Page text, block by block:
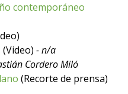
contemporáneo
(Video) - n/a
Cordero Miló
(Recorte de prensa)